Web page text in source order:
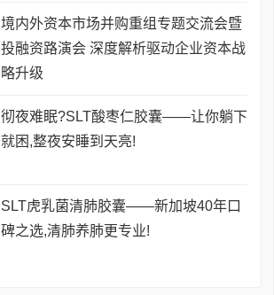
境内外资本市场并购重组专题交流会暨
投融资路演会 深度解析驱动企业资本战
略升级
彻夜难眠?SLT酸枣仁胶囊——让你躺下
就困,整夜安睡到天亮!
SLT虎乳菌清肺胶囊——新加坡40年口
碑之选,清肺养肺更专业!